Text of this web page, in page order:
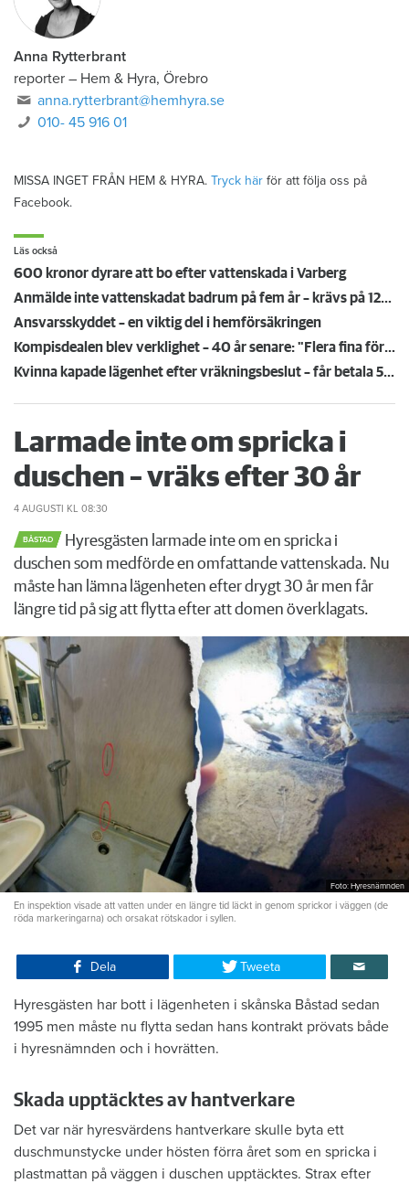
Anna Rytterbrant
reporter – Hem & Hyra, Örebro
anna.rytterbrant@hemhyra.se
010- 45 916 01
MISSA INGET FRÅN HEM & HYRA. Tryck här för att följa oss på
Facebook.
Läs också
600 kronor dyrare att bo efter vattenskada i Varberg
Anmälde inte vattenskadat badrum på fem år – krävs på 125 000 kronor
Ansvarsskyddet – en viktig del i hemförsäkringen
Kompisdealen blev verklighet – 40 år senare: "Flera fina fördelar med att dela bostad"
Kvinna kapade lägenhet efter vräkningsbeslut – får betala 50 000
Larmade inte om spricka i
duschen – vräks efter 30 år
4 AUGUSTI KL 08:30
BÅSTAD
Hyresgästen larmade inte om en spricka i
duschen som medförde en omfattande vattenskada. Nu
måste han lämna lägenheten efter drygt 30 år men får
längre tid på sig att flytta efter att domen överklagats.
Foto: Hyresnämnden
En inspektion visade att vatten under en längre tid läckt in genom sprickor i väggen (de
röda markeringarna) och orsakat rötskador i syllen.
Dela Tweeta
Hyresgästen har bott i lägenheten i skånska Båstad sedan
1995 men måste nu flytta sedan hans kontrakt prövats både
i hyresnämnden och i hovrätten.
Skada upptäcktes av hantverkare
Det var när hyresvärdens hantverkare skulle byta ett
duschmunstycke under hösten förra året som en spricka i
plastmattan på väggen i duschen upptäcktes. Strax efter